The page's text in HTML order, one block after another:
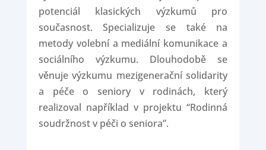
potenciál klasických výzkumů pro
současnost. Specializuje se také na
metody volební a mediální komunikace a
sociálního výzkumu. Dlouhodobě se
věnuje výzkumu mezigenerační solidarity
a péče o seniory v rodinách, který
realizoval například v projektu “Rodinná
soudržnost v péči o seniora”.